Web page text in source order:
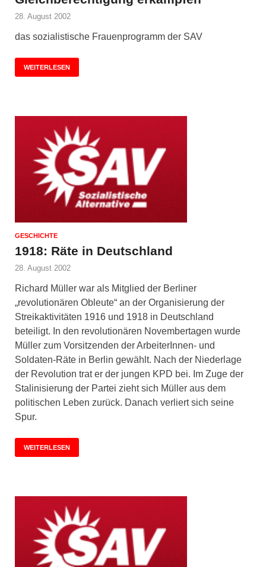
28. August 2002
das sozialistische Frauenprogramm der SAV
WEITERLESEN
GESCHICHTE
1918: Räte in Deutschland
28. August 2002
Richard Müller war als Mitglied der Berliner
„revolutionären Obleute“ an der Organisierung der
Streikaktivitäten 1916 und 1918 in Deutschland
beteiligt. In den revolutionären Novembertagen wurde
Müller zum Vorsitzenden der ArbeiterInnen- und
Soldaten-Räte in Berlin gewählt. Nach der Niederlage
der Revolution trat er der jungen KPD bei. Im Zuge der
Stalinisierung der Partei zieht sich Müller aus dem
politischen Leben zurück. Danach verliert sich seine
Spur.
WEITERLESEN